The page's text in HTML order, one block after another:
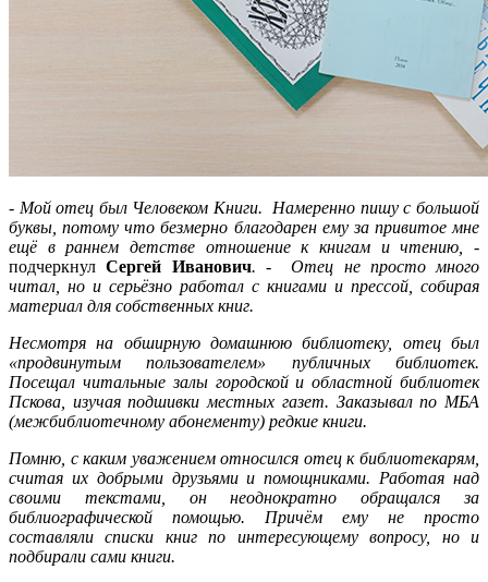
- Мой отец был Человеком Книги. Намеренно пишу с большой
буквы, потому что безмерно благодарен ему за привитое мне
ещё в раннем детстве отношение к книгам и чтению, -
подчеркнулСергей Иванович. - Отец не просто много
читал, но и серьёзно работал с книгами и прессой, собирая
материал для собственных книг.
Несмотря на обширную домашнюю библиотеку, отец был
«продвинутым пользователем» публичных библиотек.
Посещал читальные залы городской и областной библиотек
Пскова, изучая подшивки местных газет. Заказывал по МБА
(межбиблиотечному абонементу) редкие книги.
Помню, с каким уважением относился отец к библиотекарям,
считая их добрыми друзьями и помощниками. Работая над
своими текстами, он неоднократно обращался за
библиографической помощью. Причём ему не просто
составляли списки книг по интересующему вопросу, но и
подбирали сами книги.